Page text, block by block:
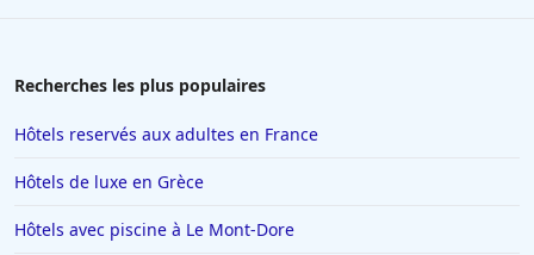
Recherches les plus populaires
Hôtels reservés aux adultes en France
Hôtels de luxe en Grèce
Hôtels avec piscine à Le Mont-Dore